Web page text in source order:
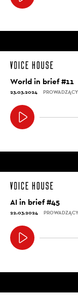
World in brief #11
23.03.2024
AI in brief #45
22.03.2024